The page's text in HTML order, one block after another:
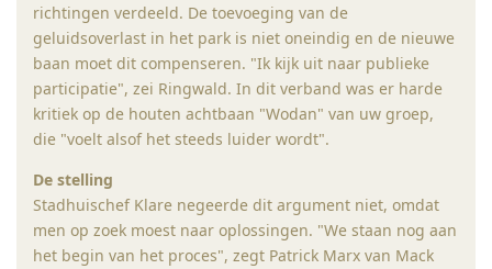
richtingen verdeeld. De toevoeging van de
geluidsoverlast in het park is niet oneindig en de nieuwe
baan moet dit compenseren. "Ik kijk uit naar publieke
participatie", zei Ringwald. In dit verband was er harde
kritiek op de houten achtbaan "Wodan" van uw groep,
die "voelt alsof het steeds luider wordt".
De stelling
Stadhuischef Klare negeerde dit argument niet, omdat
men op zoek moest naar oplossingen. "We staan ​​nog aan
het begin van het proces", zegt Patrick Marx van Mack